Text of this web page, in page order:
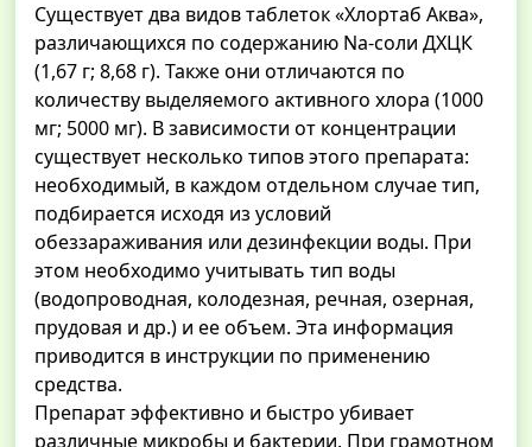
Существует два видов таблеток «Хлортаб Аква»,
различающихся по содержанию Na-соли ДХЦК
(1,67 г; 8,68 г). Также они отличаются по
количеству выделяемого активного хлора (1000
мг; 5000 мг). В зависимости от концентрации
существует несколько типов этого препарата:
необходимый, в каждом отдельном случае тип,
подбирается исходя из условий
обеззараживания или дезинфекции воды. При
этом необходимо учитывать тип воды
(водопроводная, колодезная, речная, озерная,
прудовая и др.) и ее объем. Эта информация
приводится в инструкции по применению
средства.
Препарат эффективно и быстро убивает
различные микробы и бактерии. При грамотном